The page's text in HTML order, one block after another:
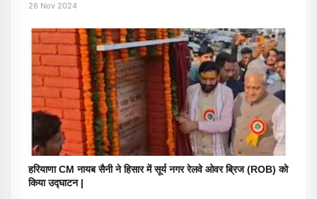
26 Nov 2024
हरियाणा CM नायब सैनी ने हिसार में सूर्य नगर रेलवे ओवर ब्रिज (ROB) को
किया उद्घाटन |